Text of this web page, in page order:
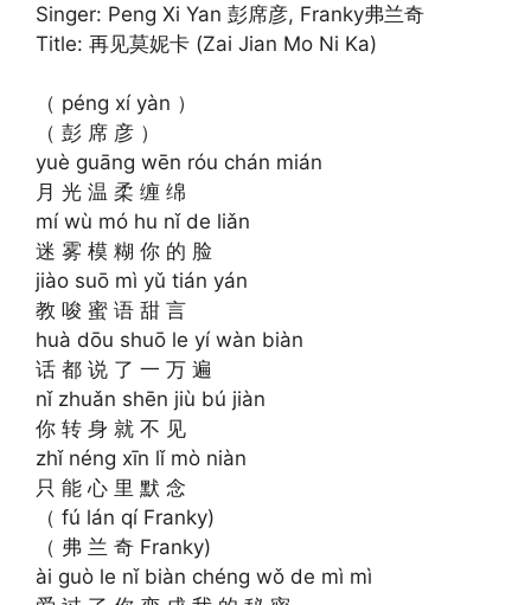
Singer: Peng Xi Yan 彭席彦, Franky弗兰奇
Title: 再见莫妮卡 (Zai Jian Mo Ni Ka)
（ péng xí yàn ）
（ 彭 席 彦 ）
yuè guāng wēn róu chán mián
月 光 温 柔 缠 绵
mí wù mó hu nǐ de liǎn
迷 雾 模 糊 你 的 脸
jiào suō mì yǔ tián yán
教 唆 蜜 语 甜 言
huà dōu shuō le yí wàn biàn
话 都 说 了 一 万 遍
nǐ zhuǎn shēn jiù bú jiàn
你 转 身 就 不 见
zhǐ néng xīn lǐ mò niàn
只 能 心 里 默 念
（ fú lán qí Franky)
（ 弗 兰 奇 Franky)
ài guò le nǐ biàn chéng wǒ de mì mì